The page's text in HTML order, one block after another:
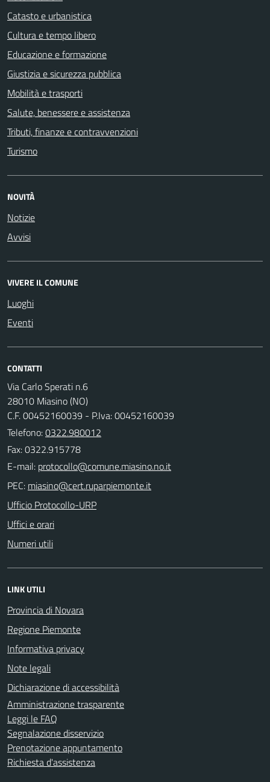
Catasto e urbanistica
Cultura e tempo libero
Educazione e formazione
Giustizia e sicurezza pubblica
Mobilità e trasporti
Salute, benessere e assistenza
Tributi, finanze e contravvenzioni
Turismo
NOVITÀ
Notizie
Avvisi
VIVERE IL COMUNE
Luoghi
Eventi
CONTATTI
Via Carlo Sperati n.6
28010 Miasino (NO)
C.F. 00452160039 - P.Iva: 00452160039
Telefono:0322.980012
Fax: 0322.915778
E-mail:
PEC:
Ufficio Protocollo-URP
Uffici e orari
Numeri utili
LINK UTILI
Provincia di Novara
Regione Piemonte
Informativa privacy
Note legali
Dichiarazione di accessibilità
Amministrazione trasparente
Leggi le FAQ
Segnalazione disservizio
Prenotazione appuntamento
Richiesta d'assistenza